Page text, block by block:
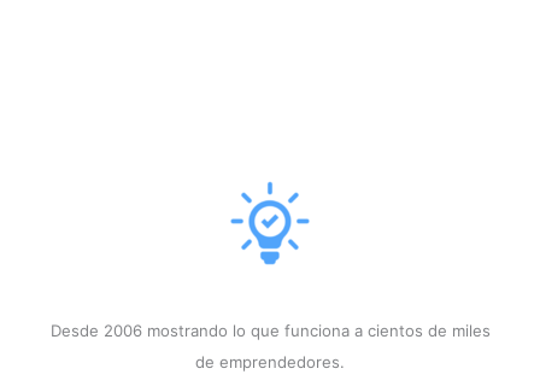
Desde 2006 mostrando lo que funciona a cientos de miles
de emprendedores.